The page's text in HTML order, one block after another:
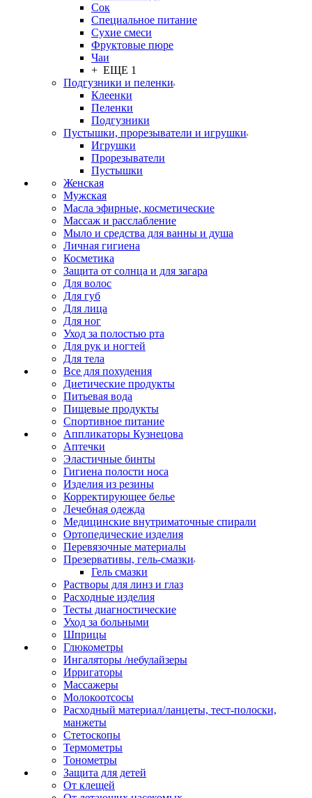
Сок
Специальное питание
Сухие смеси
Фруктовые пюре
Чаи
+ ЕЩЕ 1
Подгузники и пеленки
Клеенки
Пеленки
Подгузники
Пустышки, прорезыватели и игрушки
Игрушки
Прорезыватели
Пустышки
Женская
Мужская
Масла эфирные, косметические
Массаж и расслабление
Мыло и средства для ванны и душа
Личная гигиена
Косметика
Защита от солнца и для загара
Для волос
Для губ
Для лица
Для ног
Уход за полостью рта
Для рук и ногтей
Для тела
Все для похудения
Диетические продукты
Питьевая вода
Пищевые продукты
Спортивное питание
Аппликаторы Кузнецова
Аптечки
Эластичные бинты
Гигиена полости носа
Изделия из резины
Корректирующее белье
Лечебная одежда
Медицинские внутриматочные спирали
Ортопедические изделия
Перевязочные материалы
Презервативы, гель-смазки
Гель смазки
Растворы для линз и глаз
Расходные изделия
Тесты диагностические
Уход за больными
Шприцы
Глюкометры
Ингаляторы /небулайзеры
Ирригаторы
Массажеры
Молокоотсосы
Расходный материал/ланцеты, тест-полоски,
манжеты
Стетоскопы
Термометры
Тонометры
Защита для детей
От клещей